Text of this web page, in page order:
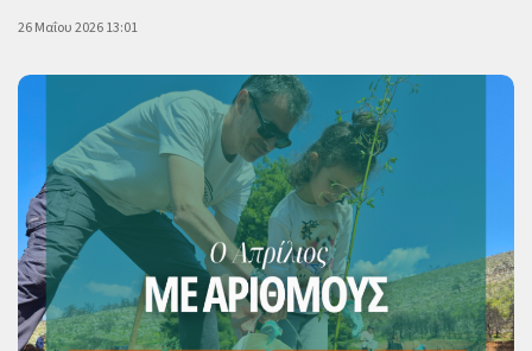
26 Μαΐου 2026 13:01